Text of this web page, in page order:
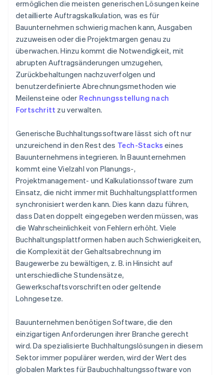
Einbindung in den Baubetrieb
Skalierbarkeit
Branchenspezifische Informationen
Behalten Sie den Überblick über die
Auftragskostenberichte
Lassen Sie nicht zu, dass Änderungsaufträge
Probleme verursachen
Berücksichtigen Sie Zurückbehaltungen und
Gemeinkosten
Nutzen Sie Arbeitsfortschrittsberichte, um den
Überblick über aktive Projekte zu behalten
Richten Sie Warnungen und Benachrichtigungen ein
ermöglichen die meisten generischen Lösungen keine
detaillierte Auftragskalkulation, was es für
Bauunternehmen schwierig machen kann, Ausgaben
zuzuweisen oder die Projektmargen genau zu
überwachen. Hinzu kommt die Notwendigkeit, mit
abrupten Auftragsänderungen umzugehen,
Zurückbehaltungen nachzuverfolgen und
benutzerdefinierte Abrechnungsmethoden wie
Meilensteine oder Rechnungsstellung nach
Fortschritt zu verwalten.
Generische Buchhaltungssoftware lässt sich oft nur
unzureichend in den Rest des Tech-Stacks eines
Bauunternehmens integrieren. In Bauunternehmen
kommt eine Vielzahl von Planungs-,
Projektmanagement- und Kalkulationssoftware zum
Einsatz, die nicht immer mit Buchhaltungsplattformen
synchronisiert werden kann. Dies kann dazu führen,
dass Daten doppelt eingegeben werden müssen, was
die Wahrscheinlichkeit von Fehlern erhöht. Viele
Buchhaltungsplattformen haben auch Schwierigkeiten,
die Komplexität der Gehaltsabrechnung im
Baugewerbe zu bewältigen, z. B. in Hinsicht auf
unterschiedliche Stundensätze,
Gewerkschaftsvorschriften oder geltende
Lohngesetze.
Bauunternehmen benötigen Software, die den
einzigartigen Anforderungen ihrer Branche gerecht
wird. Da spezialisierte Buchhaltungslösungen in diesem
Sektor immer populärer werden, wird der Wert des
globalen Marktes für Baubuchhaltungssoftware von